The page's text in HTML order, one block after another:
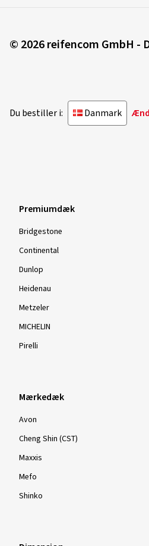
© 2026 reifencom GmbH -
Du bestiller i: Danmark
Premiumdæk
Bridgestone
Continental
Dunlop
Heidenau
Metzeler
MICHELIN
Pirelli
Mærkedæk
Avon
Cheng Shin (CST)
Maxxis
Mefo
Shinko